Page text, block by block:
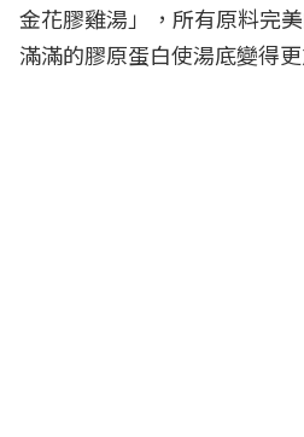
金花膠雞湯」，所有原料完
滿滿的膠原蛋白使湯底變得更